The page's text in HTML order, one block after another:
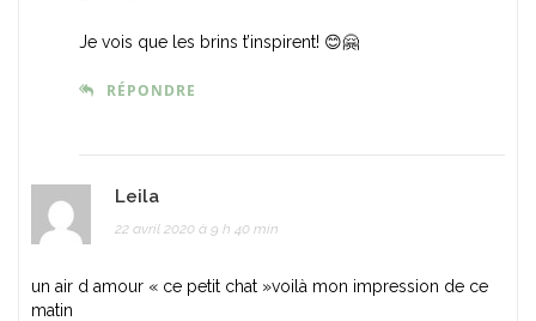
Je vois que les brins t’inspirent! 😊🤗
RÉPONDRE
Leila
22 avril 2020 à 9 h 40 min
un air d amour « ce petit chat »voilà mon impression de ce
matin